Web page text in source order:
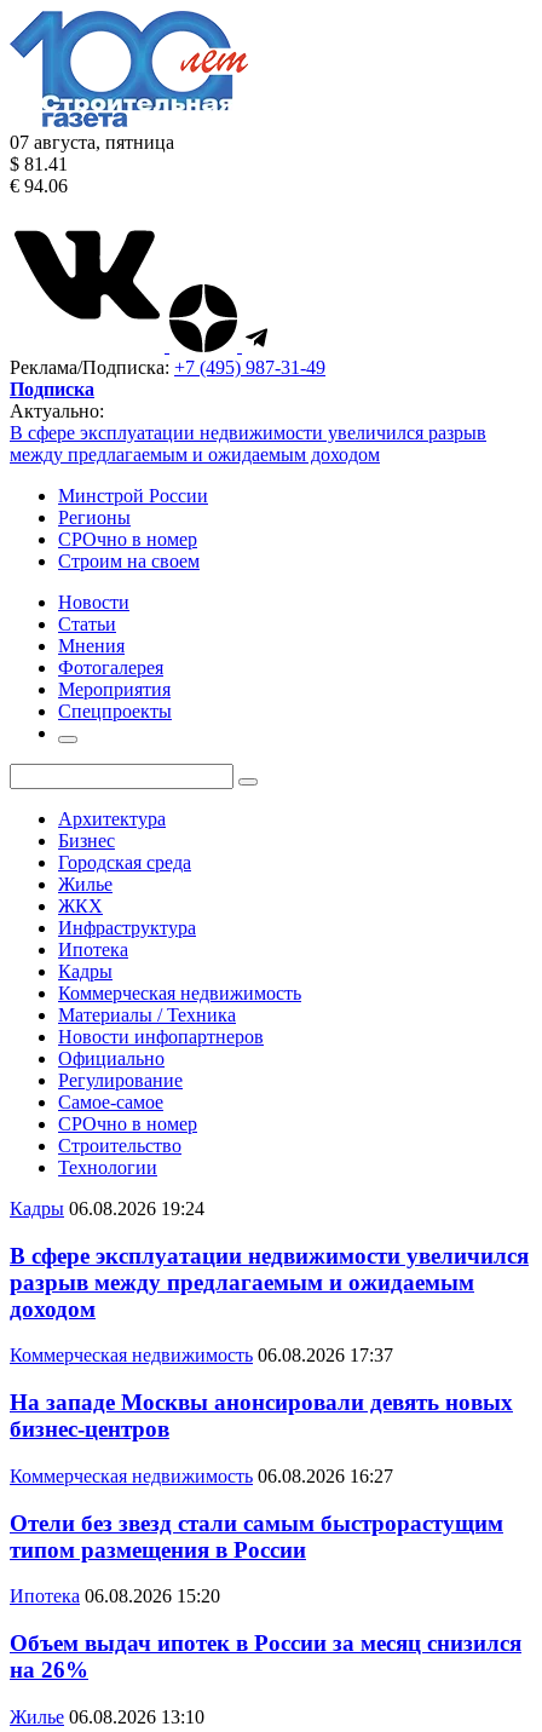
07 августа, пятница
$ 81.41
€ 94.06
Реклама/Подписка: +7 (495) 987-31-49
Подписка
Актуально:
В сфере эксплуатации недвижимости увеличился разрыв
между предлагаемым и ожидаемым доходом
Минстрой России
Регионы
СРОчно в номер
Строим на своем
Новости
Статьи
Мнения
Фотогалерея
Мероприятия
Спецпроекты
Архитектура
Бизнес
Городская среда
Жилье
ЖКХ
Инфраструктура
Ипотека
Кадры
Коммерческая недвижимость
Материалы / Техника
Новости инфопартнеров
Официально
Регулирование
Самое-самое
СРОчно в номер
Строительство
Технологии
Кадры 06.08.2026 19:24
В сфере эксплуатации недвижимости увеличился
разрыв между предлагаемым и ожидаемым
доходом
Коммерческая недвижимость 06.08.2026 17:37
На западе Москвы анонсировали девять новых
бизнес-центров
Коммерческая недвижимость 06.08.2026 16:27
Отели без звезд стали самым быстрорастущим
типом размещения в России
Ипотека 06.08.2026 15:20
Объем выдач ипотек в России за месяц снизился
на 26%
Жилье 06.08.2026 13:10